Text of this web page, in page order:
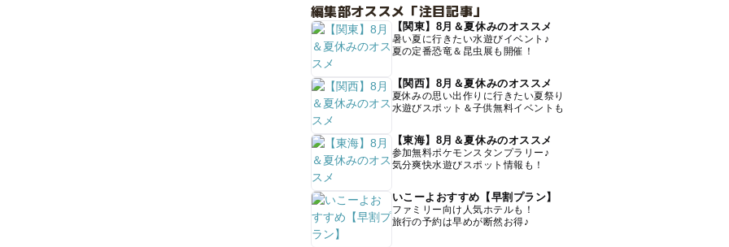
編集部オススメ「注目記事」
【関東】8月＆夏休みのオススメ
暑い夏に行きたい水遊びイベント♪
夏の定番恐竜＆昆虫展も開催！
【関西】8月＆夏休みのオススメ
夏休みの思い出作りに行きたい夏祭り
水遊びスポット＆子供無料イベントも
【東海】8月＆夏休みのオススメ
参加無料ポケモンスタンプラリー♪
気分爽快水遊びスポット情報も！
いこーよおすすめ【早割プラン】
ファミリー向け人気ホテルも！
旅行の予約は早めが断然お得♪